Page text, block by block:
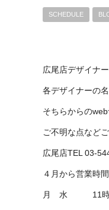
SCHEDULE
広尾店デザイナ
各デザイナーの
そちらからの
ご不明な点など
広尾店TEL 03-
４月から営業時
月 水 11時